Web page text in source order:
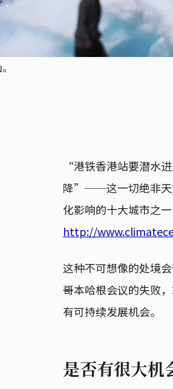
“港铁香港站要潜水
降”──这一切绝非天
化影响的十大城市之
http://
这种不可想像的处境
哥本哈根会议的失败
有可持续发展机会。
是否有很大机